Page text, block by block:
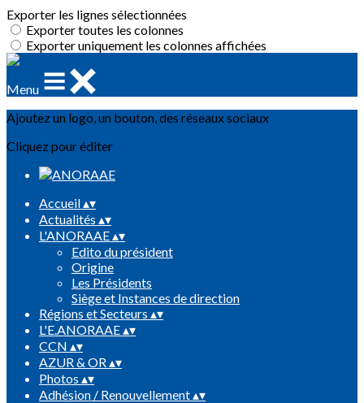
Exporter les lignes sélectionnées
Exporter toutes les colonnes
Exporter uniquement les colonnes affichées
Menu
Ajoutez un logo, un bouton, des réseaux sociaux
Cliquez pour éditer
Accueil▴▾
Actualités ▴▾
L'ANORAAE▴▾
Edito du président
Origine
Les Présidents
Siège et Instances de direction
Régions et Secteurs ▴▾
L'E.ANORAAE▴▾
CCN ▴▾
AZUR & OR▴▾
Photos ▴▾
Adhésion / Renouvellement▴▾